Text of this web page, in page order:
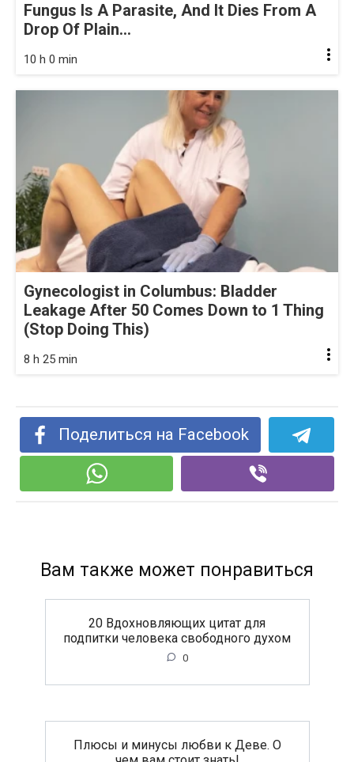
Fungus Is A Parasite, And It Dies From A
Drop Of Plain...
10 h 0 min
Gynecologist in Columbus: Bladder
Leakage After 50 Comes Down to 1 Thing
(Stop Doing This)
8 h 25 min
Поделиться на Facebook
Вам также может понравиться
20 Вдохновляющих цитат для
подпитки человека свободного духом
0
Плюсы и минусы любви к Деве. О